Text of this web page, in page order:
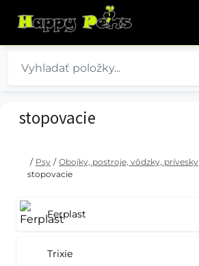
stopovacie
/ Psy / Obojky, postroje, vôdzky, prívesky
stopovacie
Ferplast
Trixie